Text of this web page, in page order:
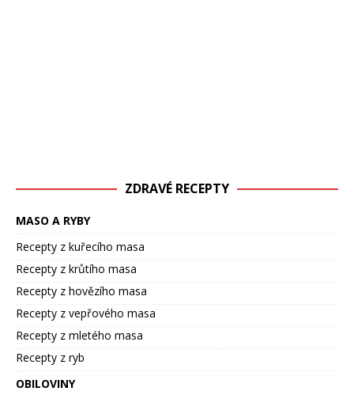
ZDRAVÉ RECEPTY
MASO A RYBY
Recepty z kuřecího masa
Recepty z krůtího masa
Recepty z hovězího masa
Recepty z vepřového masa
Recepty z mletého masa
Recepty z ryb
OBILOVINY